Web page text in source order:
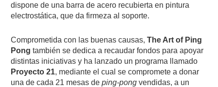
dispone de una barra de acero recubierta en pintura
electrostática, que da firmeza al soporte.
Comprometida con las buenas causas,The Art of Ping
Pong también se dedica a recaudar fondos para apoyar
distintas iniciativas y ha lanzado un programa llamado
Proyecto 21, mediante el cual se compromete a donar
una de cada 21 mesas deping-pong vendidas, a un